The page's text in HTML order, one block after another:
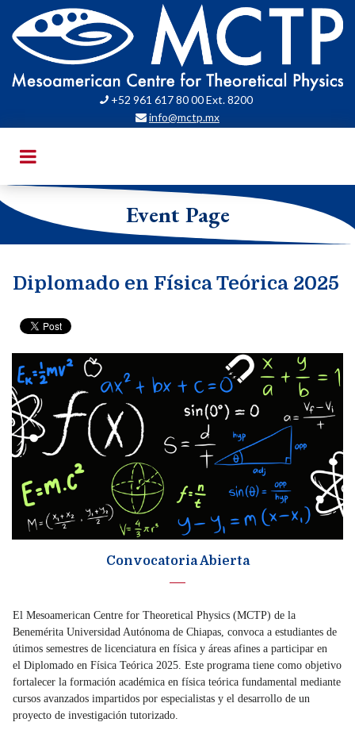
 +52 961 617 80 00 Ext. 8200
 info@mctp.mx
Event Page
Diplomado en Física Teórica 2025
Convocatoria Abierta
El Mesoamerican Centre for Theoretical Physics (MCTP) de la
Benemérita Universidad Autónoma de Chiapas, convoca a estudiantes de
útimos semestres de licenciatura en física y áreas afines a participar en
el Diplomado en Física Teórica 2025. Este programa tiene como objetivo
fortalecer la formación académica en física teórica fundamental mediante
cursos avanzados impartidos por especialistas y el desarrollo de un
proyecto de investigación tutorizado.